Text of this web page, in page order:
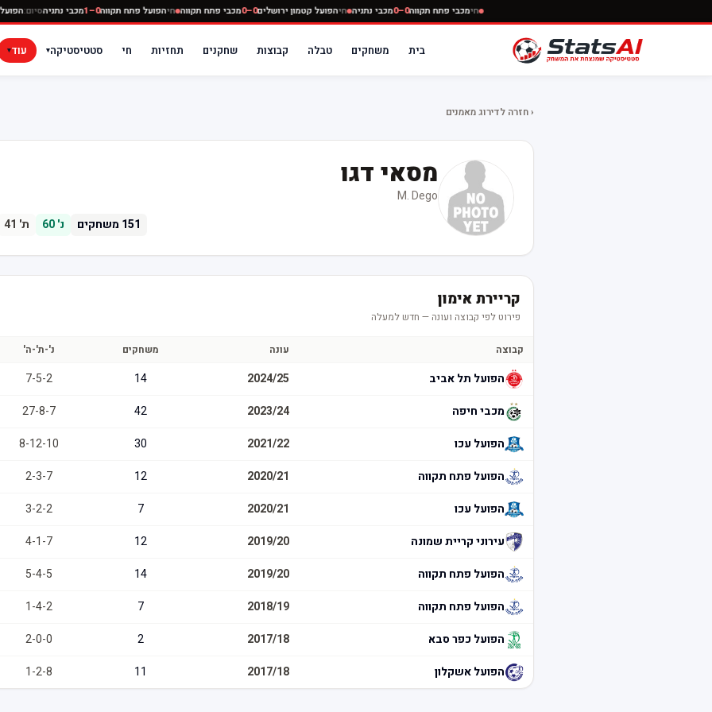
חימכבי פתח תקווה0–0 מכבי נתניה חיהפועל קטמון ירושלים0–0 מכבי פתח תקווה חיהפועל פתח תקווה0–1 מכבי נתניהסיום:
בית משחקים טבלה קבוצות שחקנים תחזיות חי סטטיסטיקה▾ עוד▾
‹ חזרה לדירוג מאמנים
מסאי דגו
M. Dego
151 משחקים נ'60 ת' 41
קריירת אימון
פירוט לפי קבוצה ועונה — חדש למעלה
קבוצה עונה משחקים נ'-ת'-ה'
הפועל תל אביב 2024/25
14
7-5-2
מכבי חיפה
2023/24
42
27-8-7
הפועל עכו
2021/22
30
8-12-10
הפועל פתח תקווה
2020/21
12
2-3-7
הפועל עכו
2020/21
7
3-2-2
עירוני קריית שמונה
2019/20
12
4-1-7
הפועל פתח תקווה
2019/20
14
5-4-5
הפועל פתח תקווה
2018/19
7
1-4-2
הפועל כפר סבא
2017/18
2
2-0-0
הפועל אשקלון
2017/18
11
1-2-8